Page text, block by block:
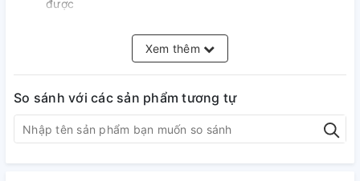
được
Màn hình bị trầy xước gây mất thẩm mỹ
Xem thêm
So sánh với các sản phẩm tương tự